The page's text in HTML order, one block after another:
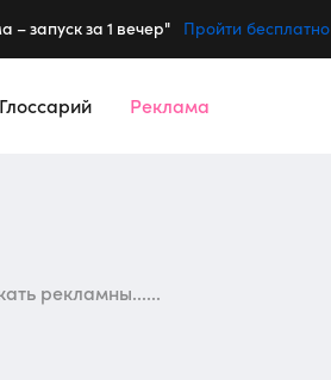
– запуск за 1 вечер" Пройти бесплатно
Глоссарий Реклама
рекламны......